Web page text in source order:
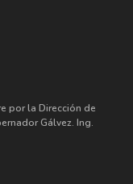
por la Dirección de
Gálvez. Ing.